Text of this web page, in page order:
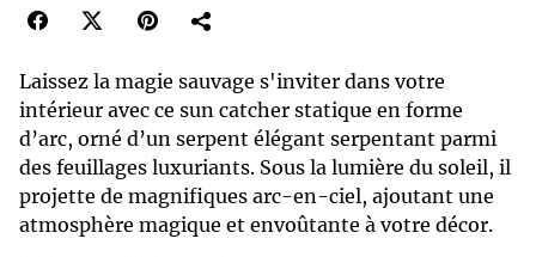
Laissez la magie sauvage s'inviter dans votre
intérieur avec ce sun catcher statique en forme
d’arc, orné d’un serpent élégant serpentant parmi
des feuillages luxuriants. Sous la lumière du soleil, il
projette de magnifiques arc-en-ciel, ajoutant une
atmosphère magique et envoûtante à votre décor.